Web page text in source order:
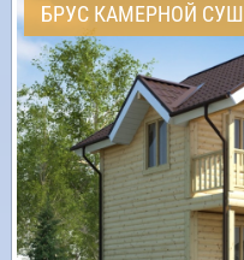
БРУС КАМЕРНОЙ